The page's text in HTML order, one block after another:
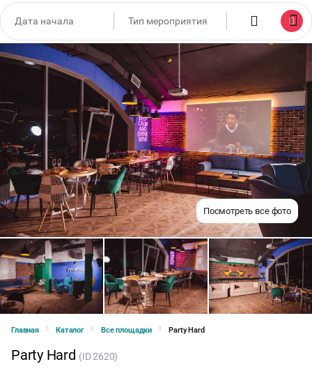
Посмотреть все фото
Главная Каталог Все площадки Party Hard
Party Hard (ID 2620)